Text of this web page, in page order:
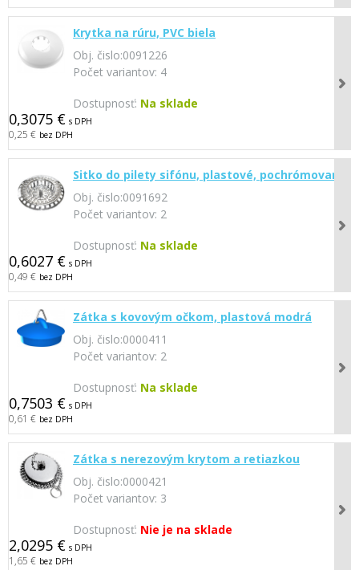
Krytka na rúru, PVC biela
Obj. čislo:0091226
Počet variantov: 4
Dostupnosť: Na sklade
0,3075 € s DPH
0,25 € bez DPH
Sitko do pilety sifónu, plastové, pochrómované
Obj. čislo:0091692
Počet variantov: 2
Dostupnosť: Na sklade
0,6027 € s DPH
0,49 € bez DPH
Zátka s kovovým očkom, plastová modrá
Obj. čislo:0000411
Počet variantov: 2
Dostupnosť: Na sklade
0,7503 € s DPH
0,61 € bez DPH
Zátka s nerezovým krytom a retiazkou
Obj. čislo:0000421
Počet variantov: 3
Dostupnosť: Nie je na sklade
2,0295 € s DPH
1,65 € bez DPH